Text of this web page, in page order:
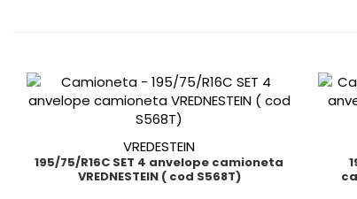
VREDESTEIN
195/75/R16C SET 4 anvelope camioneta
VREDNESTEIN ( cod S568T)